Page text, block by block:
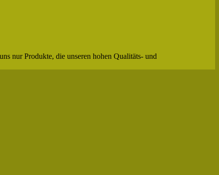
nur Produkte, die unseren hohen Qualitäts- und